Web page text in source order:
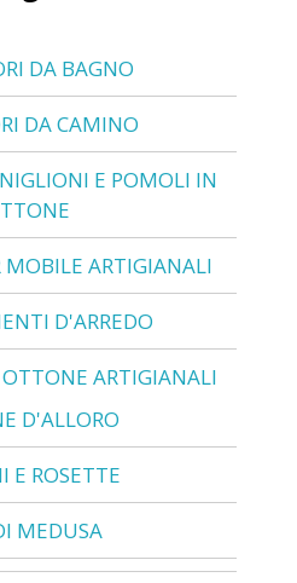
DA BAGNO
DA CAMINO
E POMOLI IN
MOBILE ARTIGIANALI
D'ARREDO
ARTIGIANALI
D'ALLORO
E ROSETTE
MEDUSA